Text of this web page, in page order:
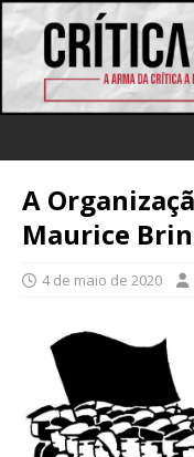
A
Maurice
4 de maio de 2020